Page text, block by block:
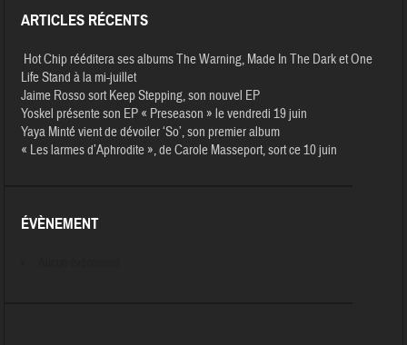
ARTICLES RÉCENTS
Hot Chip rééditera ses albums The Warning, Made In The Dark et One
Life Stand à la mi-juillet
Jaime Rosso sort Keep Stepping, son nouvel EP
Yoskel présente son EP « Preseason » le vendredi 19 juin
Yaya Minté vient de dévoiler ‘So’, son premier album
« Les larmes d’Aphrodite », de Carole Masseport, sort ce 10 juin
ÉVÈNEMENT